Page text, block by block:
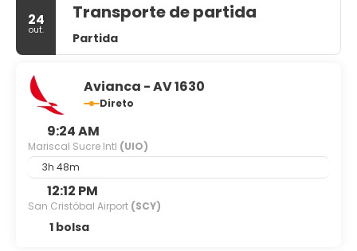
24
out.
Transporte de partida
Partida
Avianca - AV 1630
Direto
9:24 AM
Mariscal Sucre Intl (UIO)
3h 48m
12:12 PM
San Cristóbal Airport (SCY)
1 bolsa